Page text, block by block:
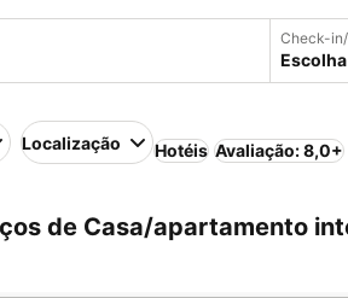
Check-
Localização Hotéis Avaliação: 8,0+
de Casa/apartamento